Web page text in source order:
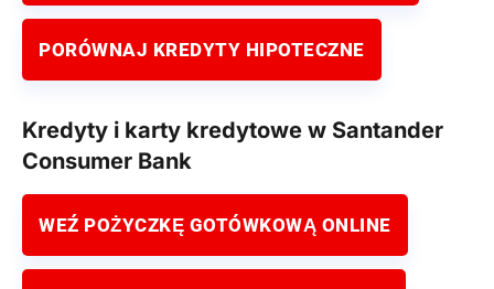
PORÓWNAJ KREDYTY HIPOTECZNE
Kredyty i karty kredytowe w Santander
Consumer Bank
WEŹ POŻYCZKĘ GOTÓWKOWĄ ONLINE